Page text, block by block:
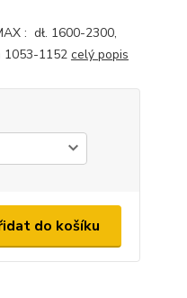
: dł. 1600-2300,
1152 celý popis
do košíku